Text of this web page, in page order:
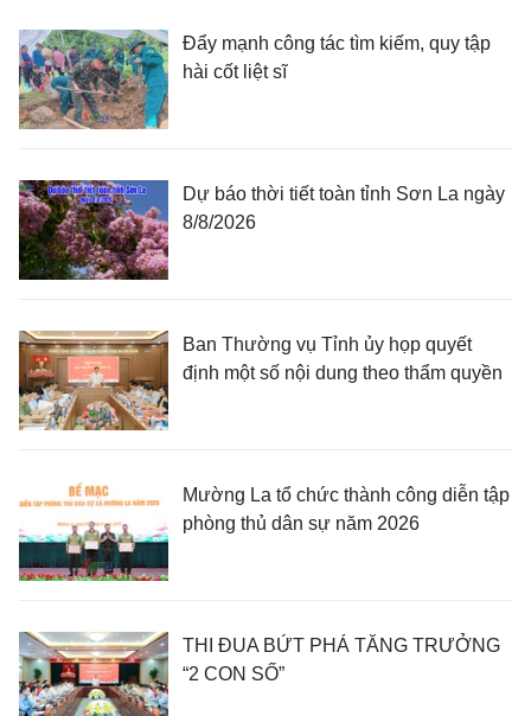
Đẩy mạnh công tác tìm kiếm, quy tập
hài cốt liệt sĩ
Dự báo thời tiết toàn tỉnh Sơn La ngày
8/8/2026
Ban Thường vụ Tỉnh ủy họp quyết
định một số nội dung theo thẩm quyền
Mường La tổ chức thành công diễn tập
phòng thủ dân sự năm 2026
THI ĐUA BỨT PHÁ TĂNG TRƯỞNG
“2 CON SỐ”